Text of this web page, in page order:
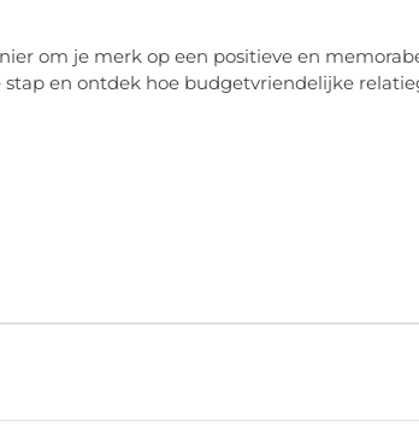
om je merk op een positieve en
en ontdek hoe budgetvriendelijke